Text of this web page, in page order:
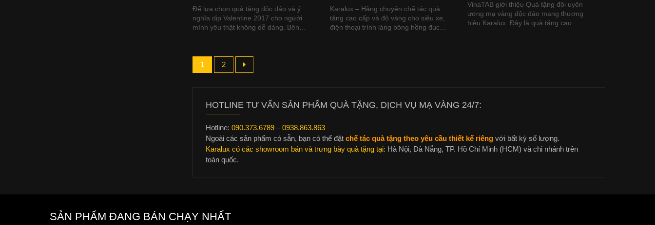
Để lựa chọn quà tặng độc đáo và ý
nghĩa dịp Valentine 2017 cho người
mình yêu thật không dễ dàng. Bên…
Karalux – Hãng chuyên chế tác quà
tặng cao cấp và độ vàng cho siêu xe,
điện thoại trình làng bông hồng đúc…
VinaTAB giới thiệu Quà tặng đôi uyên
ương mạ vàng độc đáo mang thương
hiệu Karalux. Đây là quà tặng cao…
1 2
HOTLINE TƯ VẤN SẢN PHẨM QUÀ TẶNG, DỊCH VỤ MẠ VÀNG 24/7:
Hotline: 090.373.6789–0938.863.863
Ngoài các sản phẩm có sẵn, bạn có thể đặt chế tác quà tặng theo yêu cầu thiết kế riêngvới bất kỳ số lượng.
Karalux có các showroom bán và trưng bày quà tặng tại: Hà Nội, Đà Nẵng, TP. Hồ Chí Minh (HCM) và chi nhánh trên
toàn quốc.
SẢN PHẨM ĐANG BÁN CHẠY NHẤT